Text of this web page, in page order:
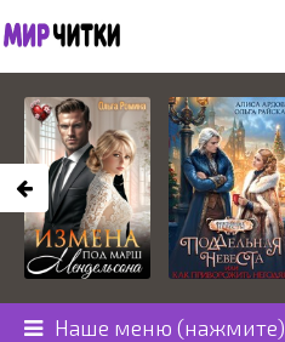
Наше меню (нажмите)